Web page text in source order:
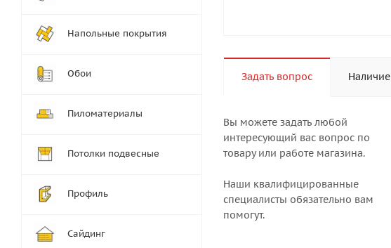
Задать вопрос Наличие
Вы можете задать любой
интересующий вас вопрос по
товару или работе магазина.
Наши квалифицированные
специалисты обязательно вам
помогут.
Напольные покрытия
Обои
Пиломатериалы
Потолки подвесные
Профиль
Сайдинг